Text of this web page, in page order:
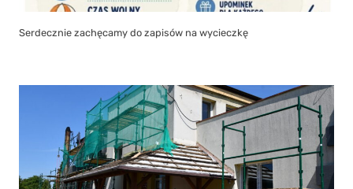
Serdecznie zachęcamy do zapisów na wycieczkę